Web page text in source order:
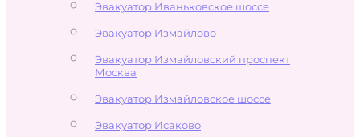
Эвакуатор Иваньковское шоссе
Эвакуатор Измайлово
Эвакуатор Измайловский проспект
Москва
Эвакуатор Измайловское шоссе
Эвакуатор Исаково